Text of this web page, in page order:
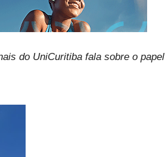
do UniCuritiba fala sobre o papel